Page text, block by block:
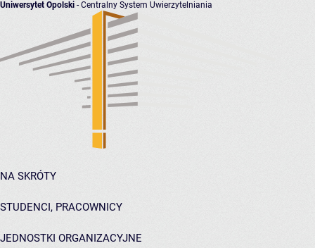
Uniwersytet Opolski - Centralny System Uwierzytelniania
NA SKRÓTY
STUDENCI, PRACOWNICY
JEDNOSTKI ORGANIZACYJNE